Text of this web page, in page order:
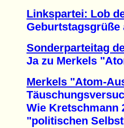
Linkspartei: Lob
Geburtstagsgrüße
Sonderparteitag
Ja zu Merkels
Merkels "Atom-
Wie Kretschmann
"politischen